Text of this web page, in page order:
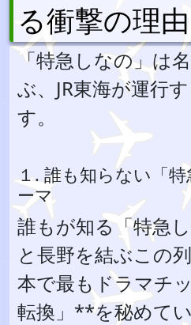
る衝撃の理由
「特急しなの」は
ぶ、JR東海が運行
す。
１. 誰も知らない「
ーマ
誰もが知る「特急
と長野を結ぶこの
本で最もドラマチ
転換」**を秘めて